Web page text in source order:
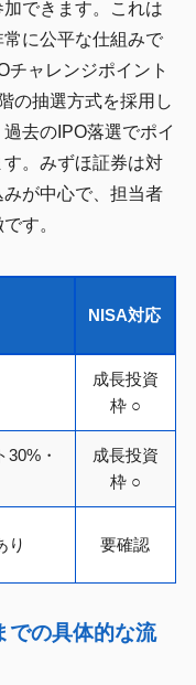
できます。これは
に公平な仕組みで
チャレンジポイント
の抽選方式を採用し
去のIPO落選でポイ
。みずほ証券は対
が中心で、担当者
す。
NISA対応
成長投資
枠 ○
・
成長投資
枠 ○
り 要確認
での具体的な流